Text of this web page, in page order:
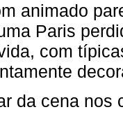
animado
Paris
com
da cena nos